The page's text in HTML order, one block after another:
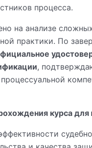
процесса.
на анализе
практики. По
,
курса для